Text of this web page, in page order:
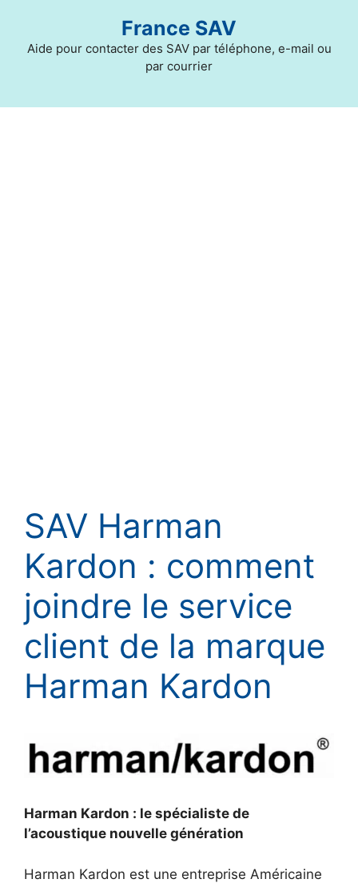
contenu
France SAV
Aide pour contacter des SAV par téléphone, e-mail ou
par courrier
SAV Harman
Kardon : comment
joindre le service
client de la marque
Harman Kardon
Harman Kardon : le spécialiste de
l’acoustique nouvelle génération
Harman Kardon est une entreprise Américaine